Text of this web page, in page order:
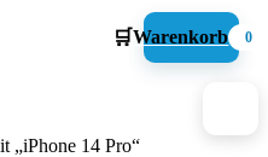
🛒Warenkorb 0
„iPhone 14 Pro“